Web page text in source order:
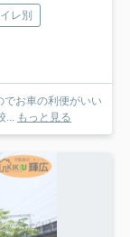
レ別
でお車の利便がいい
...
もっと見る